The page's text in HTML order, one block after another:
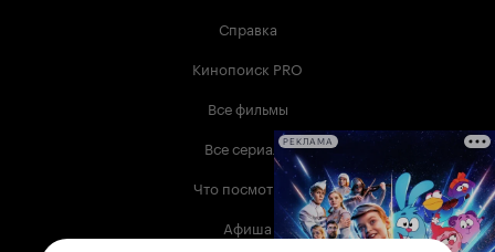
Справка
Кинопоиск PRO
Все фильмы
Все сериалы
Что посмотреть
Афиша
РЕКЛАМА